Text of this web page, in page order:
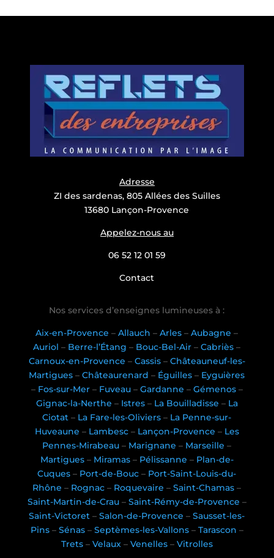
Adresse
ZI des sardenas, 805 Allées des Suilles
13680 Lançon-Provence
Appelez-nous au
06 52 12 01 59
Contact
Nos services d’enseignes lumineuses à :
Aix-en-Provence –Allauch –Arles –Aubagne –
Auriol – Berre-l’Étang – Bouc-Bel-Air –Cabriès –
Carnoux-en-Provence – Cassis– Châteauneuf-les-
Martigues –Châteaurenard – Éguilles – Eyguières
– Fos-sur-Mer– Fuveau– Gardanne – Gémenos–
Gignac-la-Nerthe – Istres– La Bouilladisse – La
Ciotat – La Fare-les-Oliviers – La Penne-sur-
Huveaune – Lambesc– Lançon-Provence – Les
Pennes-Mirabeau – Marignane – Marseille –
Martigues– Miramas– Pélissanne – Plan-de-
Cuques – Port-de-Bouc – Port-Saint-Louis-du-
Rhône – Rognac – Roquevaire –Saint-Chamas –
Saint-Martin-de-Crau– Saint-Rémy-de-Provence –
Saint-Victoret –Salon-de-Provence –Sausset-les-
Pins– Sénas– Septèmes-les-Vallons– Tarascon –
Trets– Velaux– Venelles– Vitrolles